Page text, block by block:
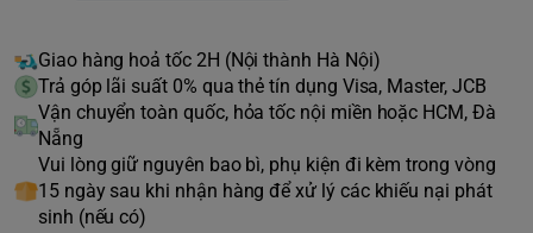
Giao hàng hoả tốc 2H (Nội thành Hà Nội)
Trả góp lãi suất 0% qua thẻ tín dụng Visa, Master, JCB
Vận chuyển toàn quốc, hỏa tốc nội miền hoặc HCM, Đà
Nẵng
Vui lòng giữ nguyên bao bì, phụ kiện đi kèm trong vòng
15 ngày sau khi nhận hàng để xử lý các khiếu nại phát
sinh (nếu có)